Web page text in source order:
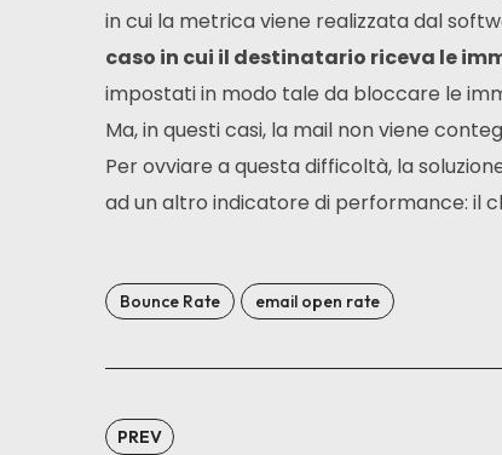
in cui la metrica viene realizzata dal
caso in cui il destinatario riceva le
impostati in modo tale da bloccare le
Ma, in questi casi, la mail non viene
Per ovviare a questa difficoltà, la
ad un altro indicatore di performance: il
Bounce Rate email open rate
PREV